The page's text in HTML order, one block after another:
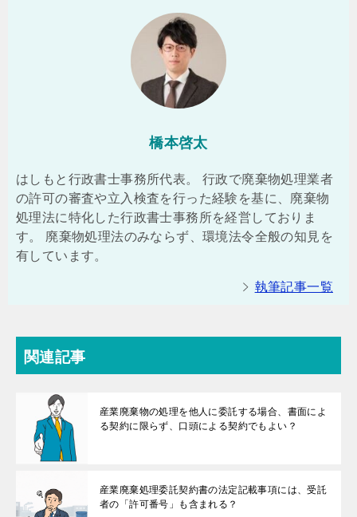
橋本啓太
はしもと行政書士事務所代表。 行政で廃棄物処理業者
の許可の審査や立入検査を行った経験を基に、廃棄物
処理法に特化した行政書士事務所を経営しておりま
す。 廃棄物処理法のみならず、環境法令全般の知見を
有しています。
執筆記事一覧
関連記事
産業廃棄物の処理を他人に委託する場合、書面によ
る契約に限らず、口頭による契約でもよい？
産業廃棄処理委託契約書の法定記載事項には、受託
者の「許可番号」も含まれる？